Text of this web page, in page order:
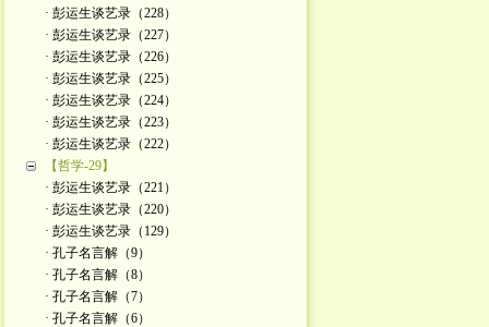
· 彭运生谈艺录（228）
· 彭运生谈艺录（227）
· 彭运生谈艺录（226）
· 彭运生谈艺录（225）
· 彭运生谈艺录（224）
· 彭运生谈艺录（223）
· 彭运生谈艺录（222）
【哲学-29】
· 彭运生谈艺录（221）
· 彭运生谈艺录（220）
· 彭运生谈艺录（129）
· 孔子名言解（9）
· 孔子名言解（8）
· 孔子名言解（7）
· 孔子名言解（6）